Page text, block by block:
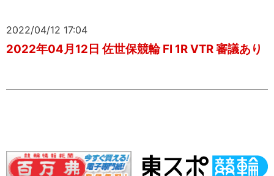
2022/04/12 17:04
2022年04月12日 佐世保競輪 FI 1R VTR 審議あり